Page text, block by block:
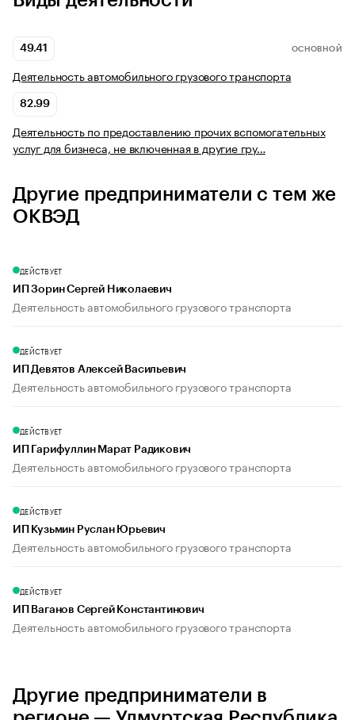
49.41 ОСНОВНОЙ
Деятельность автомобильного грузового транспорта
82.99
Деятельность по предоставлению прочих вспомогательных
услуг для бизнеса, не включенная в другие гру…
Другие предприниматели с тем же
ОКВЭД
ДЕЙСТВУЕТ
ИП Зорин Сергей Николаевич
Деятельность автомобильного грузового транспорта
ДЕЙСТВУЕТ
ИП Девятов Алексей Васильевич
Деятельность автомобильного грузового транспорта
ДЕЙСТВУЕТ
ИП Гарифуллин Марат Радикович
Деятельность автомобильного грузового транспорта
ДЕЙСТВУЕТ
ИП Кузьмин Руслан Юрьевич
Деятельность автомобильного грузового транспорта
ДЕЙСТВУЕТ
ИП Ваганов Сергей Константинович
Деятельность автомобильного грузового транспорта
Другие предприниматели в